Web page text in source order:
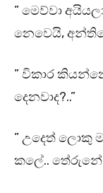
” මෙව්වා
නෙවෙයි,
” විකාර
දෙනවාද?..”
” උදෙත් ලොකු
කලේ.. තේරුනේ